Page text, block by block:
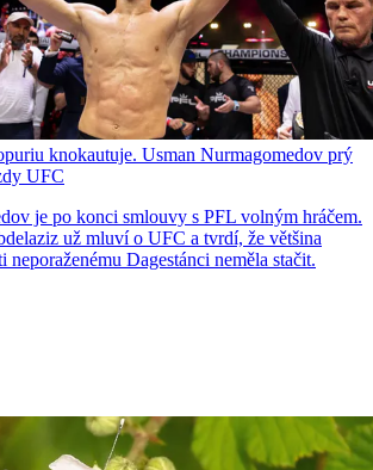
knokautuje. Usman Nurmagomedov prý
UFC
je po konci smlouvy s PFL volným hráčem.
už mluví o UFC a tvrdí, že většina
Dagestánci neměla stačit.